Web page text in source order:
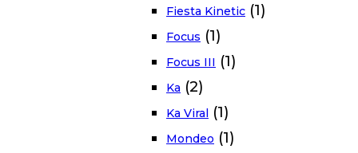
Fiesta Kinetic (1)
Focus (1)
Focus III (1)
Ka (2)
Ka Viral (1)
Mondeo (1)